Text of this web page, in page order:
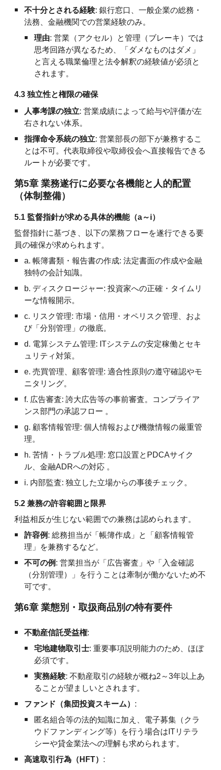
不十分とされる経験: 銀行窓口、一般企業の総務・
法務、金融機関での営業経験のみ。
理由: 営業（アクセル）と管理（ブレーキ）では
思考回路が異なるため、「ダメなものはダメ」
と言える職業倫理と法令解釈の経験値が必須と
されます。
4.3 独立性と権限の確保
人事考課の独立: 営業成績によって給与や評価が左
右されない体系。
指揮命令系統の独立: 営業部長の部下が兼務するこ
とは不可。代表取締役や取締役会へ直接報告できる
ルートが必要です。
第5章 業務遂行に必要な各機能と人的配置
（体制整備）
5.1 監督指針が求める具体的機能（a～i）
監督指針に基づき、以下の業務フローを遂行できる要
員の確保が求められます。
a. 帳簿書類・報告書の作成: 法定書面の作成や金融
独特の会計知識。
b. ディスクロージャー: 投資家への正確・タイムリ
ーな情報開示。
c. リスク管理: 市場・信用・オペリスク管理、およ
び「分別管理」の徹底。
d. 電算システム管理: ITシステムの安定稼働とセキ
ュリティ対策。
e. 売買管理、顧客管理: 適合性原則の遵守確認やモ
ニタリング。
f. 広告審査: 誇大広告等の事前審査。コンプライア
ンス部門の承認フロー 。
g. 顧客情報管理: 個人情報および機微情報の厳重管
理。
h. 苦情・トラブル処理: 窓口設置とPDCAサイク
ル、金融ADRへの対応 。
i. 内部監査: 独立した立場からの事後チェック。
5.2 兼務の許容範囲と限界
利益相反が生じない範囲での兼務は認められます。
許容例 : 総務担当が「帳簿作成」と「顧客情報管
理」を兼務するなど。
不可の例 : 営業担当が「広告審査」や「入金確認
（分別管理）」を行うことは牽制が働かないため不
可です。
第6章 業態別・取扱商品別の特有要件
不動産信託受益権:
宅地建物取引士: 重要事項説明能力のため、ほぼ
必須です。
実務経験: 不動産取引の経験が概ね2～3年以上あ
ることが望ましいとされます。
ファンド（集団投資スキーム） :
匿名組合等の法的知識に加え、電子募集（クラ
ウドファンディング等）を行う場合はITリテラ
シーや貸金業法への理解も求められます。
高速取引行為（HFT） :